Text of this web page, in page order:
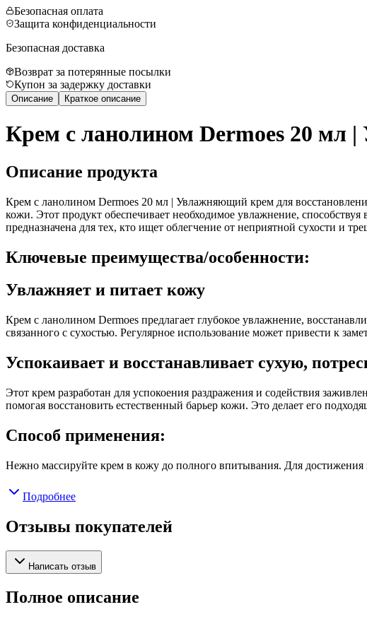
Безопасная оплата
Защита конфиденциальности
Безопасная доставка
Возврат за потерянные посылки
Купон за задержку доставки
Описание Краткое описание
Крем с ланолином Dermoes 20 мл
Описание продукта
Крем с ланолином Dermoes 20 мл | Увлажняющий крем для
кожи. Этот продукт обеспечивает необходимое увлажнение,
предназначена для тех, кто ищет облегчение от неприятной сухости и
Ключевые преимущества/особенности:
Увлажняет и питает кожу
Крем с ланолином Dermoes предлагает глубокое увлажнение,
связанного с сухостью. Регулярное использование может привести к
Успокаивает и восстанавливает сухую,
Этот крем разработан для успокоения раздражения и содействия
помогая восстановить естественный барьер кожи. Это делает его
Способ применения:
Нежно массируйте крем в кожу до полного впитывания. Для достижения
Подробнее
Отзывы покупателей
Написать отзыв
Полное описание